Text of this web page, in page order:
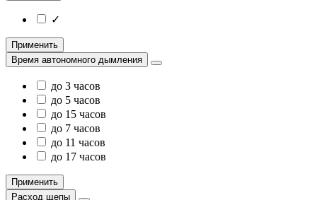
✓
Применить
Время автономного дымления
до 3 часов
до 5 часов
до 15 часов
до 7 часов
до 11 часов
до 17 часов
Применить
Расход щепы